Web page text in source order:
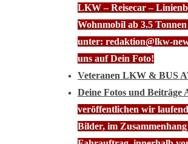
LKW – Reisecar –
Wohnmobil ab 3.5
unter: redaktion@lkw-
uns auf Dein Foto!
Veteranen LKW & BUS
Deine Fotos und Beiträge
veröffentlichen wir
Bilder, im